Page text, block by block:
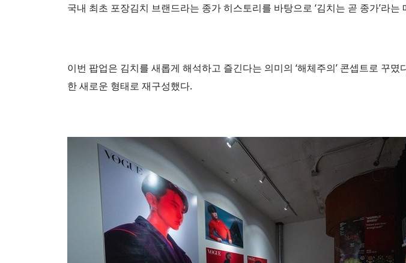
국내 최초 포장김치 브랜드라는 종가 히스토리를 바탕으로 ‘김치는 곧 종가’라
이번 팝업은 김치를 새롭게 해석하고 즐긴다는 의미의 ‘해체주의’ 콘셉트로 꾸
한 새로운 형태로 재구성했다.